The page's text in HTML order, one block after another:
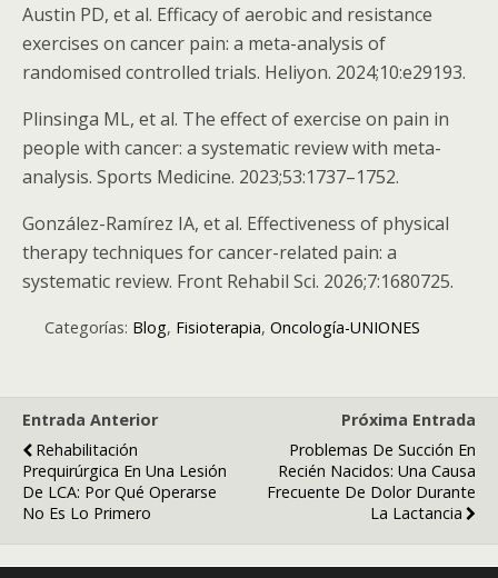
Austin PD, et al. Efficacy of aerobic and resistance
exercises on cancer pain: a meta-analysis of
randomised controlled trials. Heliyon. 2024;10:e29193.
Plinsinga ML, et al. The effect of exercise on pain in
people with cancer: a systematic review with meta-
analysis. Sports Medicine. 2023;53:1737–1752.
González-Ramírez IA, et al. Effectiveness of physical
therapy techniques for cancer-related pain: a
systematic review. Front Rehabil Sci. 2026;7:1680725.
Categorías: Blog, Fisioterapia, Oncología-UNIONES
Entrada Anterior
Rehabilitación
Prequirúrgica En Una Lesión
De LCA: Por Qué Operarse
No Es Lo Primero
Próxima Entrada
Problemas De Succión En
Recién Nacidos: Una Causa
Frecuente De Dolor Durante
La Lactancia